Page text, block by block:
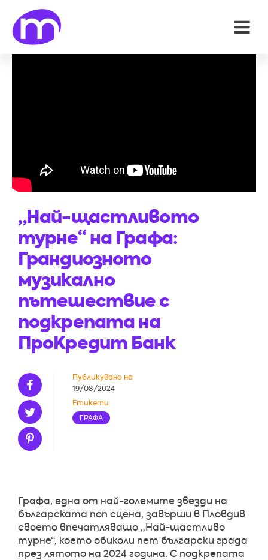
„Най-щастливото
турне“ на Графа:
Грандиозното
музикално
пътешествие с
подкрепата на
ПроКредит Банк
Публикувано на
19/08/2024
Етикети
ГРАФА
Графа, една от най-големите звезди на
българската поп сцена, завърши в Пловдив
своето впечатляващо „Най-щастливо
турне“, което обиколи пет български града
през лятото на 2024 година. С подкрепата